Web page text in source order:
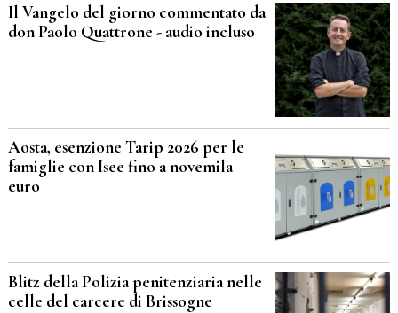
Il Vangelo del giorno commentato da
don Paolo Quattrone - audio incluso
Aosta, esenzione Tarip 2026 per le
famiglie con Isee fino a novemila
euro
Blitz della Polizia penitenziaria nelle
celle del carcere di Brissogne